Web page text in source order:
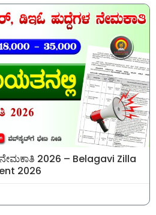
2026 – Belagavi Zilla
2026